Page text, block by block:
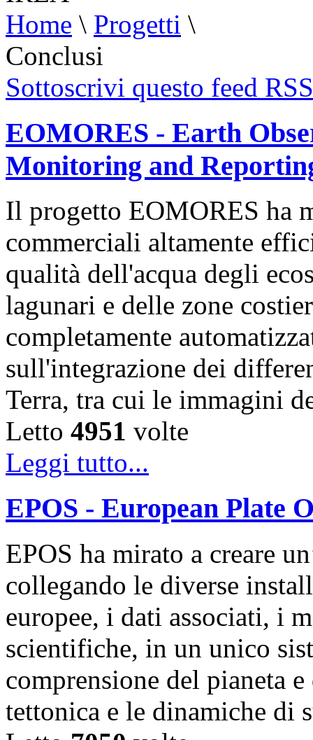
Home \ Progetti \
Conclusi
Sottoscrivi questo feed RSS
EOMORES - Earth
Monitoring and
Il progetto EOMORES ha
commerciali altamente
qualità dell'acqua degli
lagunari e delle zone
completamente
sull'integrazione dei
Terra, tra cui le immagini
Letto 4951 volte
Leggi tutto...
EPOS - European Plate
EPOS ha mirato a creare
collegando le diverse
europee, i dati associati, i
scientifiche, in un unico
comprensione del pianeta
tettonica e le dinamiche